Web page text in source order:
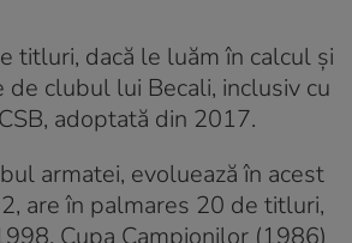
titluri, dacă le luăm în calcul și
clubul lui Becali, inclusiv cu
adoptată din 2017.
armatei, evoluează în acest
are în palmares 20 de titluri,
Cupa Campionilor (1986)